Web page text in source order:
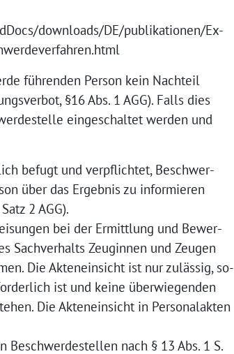
downloads/DE/publikationen/Ex-
führenden Person kein Nachteil
§16 Abs. 1 AGG). Falls dies
eingeschaltet werden und
befugt und verpflichtet, Beschwer-
über das Ergebnis zu informieren
2 AGG).
bei der Ermittlung und Bewer-
Sachverhalts Zeuginnen und Zeugen
Die Akteneinsicht ist nur zulässig, so-
ist und keine überwiegenden
Die Akteneinsicht in Personalakten
nach § 13 Abs. 1 S.